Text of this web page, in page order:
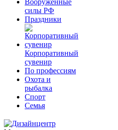
Вооруженные
силы РФ
Праздники
Корпоративный
сувенир
По профессиям
Охота и
рыбалка
Спорт
Семья